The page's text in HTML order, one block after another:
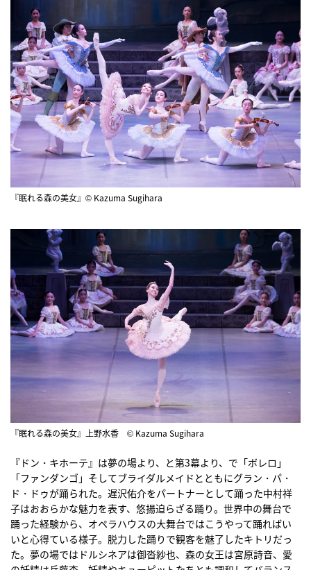
『眠れる森の美女』© Kazuma Sugihara
『眠れる森の美女』上野水香 © Kazuma Sugihara
『ドン・キホーテ』は夢の場より、と第3幕より、で「ボレロ」
「ファンダンゴ」そしてブライダルメイドとともにグラン・パ・
ド・ドゥが踊られた。遅沢佑介をパートナーとして踊った中村祥
子はおおらかな魅力を表す、悠揚迫らざる踊り。世界中の舞台で
踊った経験から、オペラハウスの大舞台ではこうやって踊ればい
いと心得ている様子。脱力した踊りで観客を魅了したキトリだっ
た。夢の場ではドルシネアは御沓紗也、森の女王は宮原詩音、愛